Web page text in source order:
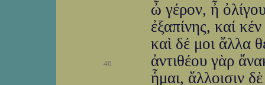
ὦ γέρον, ἦ
ἐξαπίνης, καί
καὶ δέ μοι ἄλλα
40
ἀντιθέου γὰρ
ἧμαι, ἄλλοισιν